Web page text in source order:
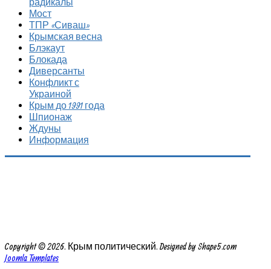
Мост
ТПР «Сиваш»
Крымская весна
Блэкаут
Блокада
Диверсанты
Конфликт с
Украиной
Крым до 1991 года
Шпионаж
Ждуны
Информация
Copyright © 2026. Крым политический. Designed by Shape5.com
Joomla Templates